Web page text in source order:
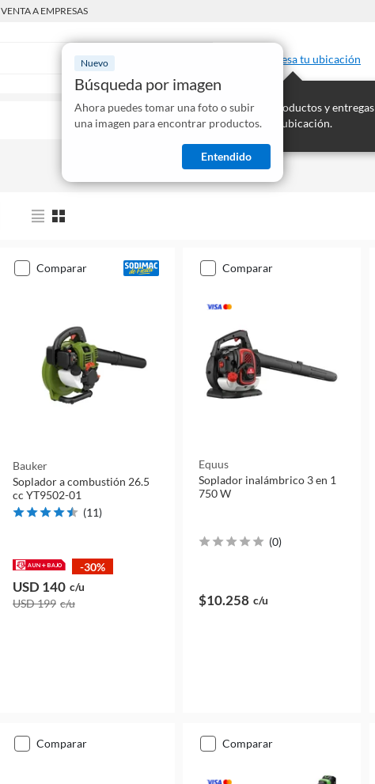
VENTA A EMPRESAS
Nuevo
Búsqueda por imagen
Ahora puedes tomar una foto o subir
una imagen para encontrar productos.
Entendido
Ingresa tu ubicación
Mostraremos los productos y entregas
disponibles para tu ubicación.
comparar
Bauker
Soplador a combustión 26.5
cc YT9502-01
(11)
-30%
USD 140 c/u
USD 199 c/u
comparar
Equus
Soplador inalámbrico 3 en 1
750 W
(0)
$10.258 c/u
comparar comparar